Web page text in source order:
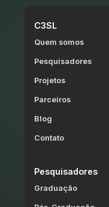
C3SL
Quem somos
Pesquisadores
Projetos
Parceiros
Blog
Contato
Pesquisadores
Graduação